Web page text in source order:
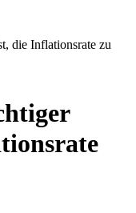
die Inflationsrate zu